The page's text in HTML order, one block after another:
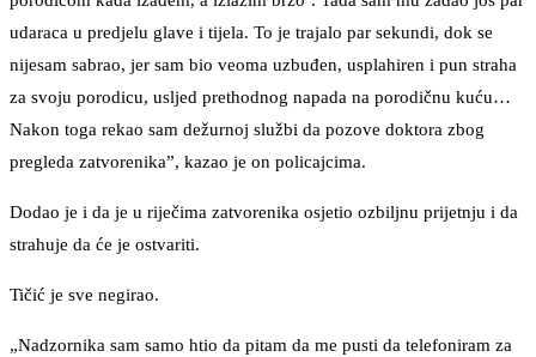
udaraca u predjelu glave i tijela. To je trajalo par sekundi, dok se
nijesam sabrao, jer sam bio veoma uzbuđen, usplahiren i pun straha
za svoju porodicu, usljed prethodnog napada na porodičnu kuću…
Nakon toga rekao sam dežurnoj službi da pozove doktora zbog
pregleda zatvorenika”, kazao je on policajcima.
Dodao je i da je u riječima zatvorenika osjetio ozbiljnu prijetnju i da
strahuje da će je ostvariti.
Tičić je sve negirao.
„Nadzornika sam samo htio da pitam da me pusti da telefoniram za